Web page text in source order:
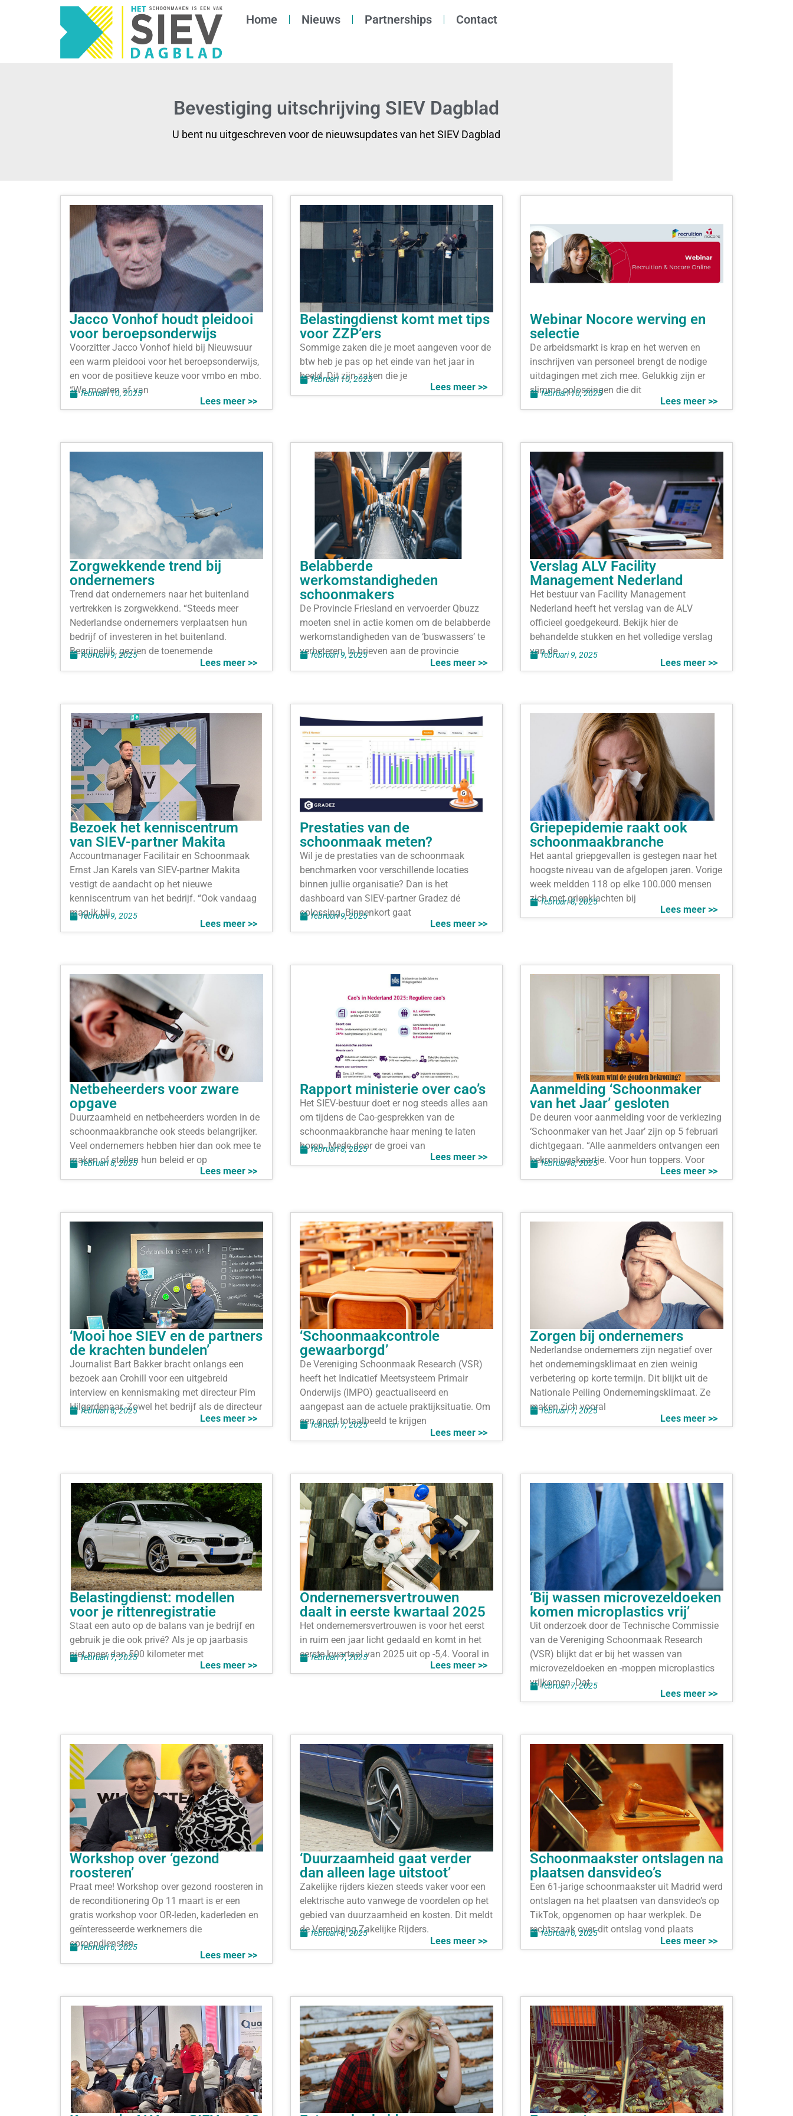
Home Nieuws Partnerships Contact
Bevestiging uitschrijving SIEV Dagblad
U bent nu uitgeschreven voor de nieuwsupdates van het SIEV Dagblad
Jacco Vonhof houdt pleidooi
voor beroepsonderwijs
Voorzitter Jacco Vonhof hield bij Nieuwsuur
een warm pleidooi voor het beroepsonderwijs,
en voor de positieve keuze voor vmbo en mbo.
“We moeten af van
Lees meer >>
februari 10, 2025
Belastingdienst komt met tips
voor ZZP’ers
Sommige zaken die je moet aangeven voor de
btw heb je pas op het einde van het jaar in
beeld. Dit zijn zaken die je
Lees meer >>
februari 10, 2025
Webinar Nocore werving en
selectie
De arbeidsmarkt is krap en het werven en
inschrijven van personeel brengt de nodige
uitdagingen met zich mee. Gelukkig zijn er
slimme oplossingen die dit
Lees meer >>
februari 10, 2025
Zorgwekkende trend bij
ondernemers
Trend dat ondernemers naar het buitenland
vertrekken is zorgwekkend. “Steeds meer
Nederlandse ondernemers verplaatsen hun
bedrijf of investeren in het buitenland.
Begrijpelijk, gezien de toenemende
Lees meer >>
februari 9, 2025
Belabberde
werkomstandigheden
schoonmakers
De Provincie Friesland en vervoerder Qbuzz
moeten snel in actie komen om de belabberde
werkomstandigheden van de ‘buswassers’ te
verbeteren. In brieven aan de provincie
Lees meer >>
februari 9, 2025
Verslag ALV Facility
Management Nederland
Het bestuur van Facility Management
Nederland heeft het verslag van de ALV
officieel goedgekeurd. Bekijk hier de
behandelde stukken en het volledige verslag
van de
Lees meer >>
februari 9, 2025
Bezoek het kenniscentrum
van SIEV-partner Makita
Accountmanager Facilitair en Schoonmaak
Ernst Jan Karels van SIEV-partner Makita
vestigt de aandacht op het nieuwe
kenniscentrum van het bedrijf. “Ook vandaag
mag ik bij
Lees meer >>
februari 9, 2025
Prestaties van de
schoonmaak meten?
Wil je de prestaties van de schoonmaak
benchmarken voor verschillende locaties
binnen jullie organisatie? Dan is het
dashboard van SIEV-partner Gradez dé
oplossing. Binnenkort gaat
Lees meer >>
februari 9, 2025
Griepepidemie raakt ook
schoonmaakbranche
Het aantal griepgevallen is gestegen naar het
hoogste niveau van de afgelopen jaren. Vorige
week meldden 118 op elke 100.000 mensen
zich met griepklachten bij
Lees meer >>
februari 8, 2025
Netbeheerders voor zware
opgave
Duurzaamheid en netbeheerders worden in de
schoonmaakbranche ook steeds belangrijker.
Veel ondernemers hebben hier dan ook mee te
maken of stellen hun beleid er op
Lees meer >>
februari 8, 2025
Rapport ministerie over cao’s
Het SIEV-bestuur doet er nog steeds alles aan
om tijdens de Cao-gesprekken van de
schoonmaakbranche haar mening te laten
horen. Mede door de groei van
Lees meer >>
februari 8, 2025
Aanmelding ‘Schoonmaker
van het Jaar’ gesloten
De deuren voor aanmelding voor de verkiezing
‘Schoonmaker van het Jaar’ zijn op 5 februari
dichtgegaan. “Alle aanmelders ontvangen een
bekroningskaartje. Voor hun toppers. Voor
Lees meer >>
februari 8, 2025
‘Mooi hoe SIEV en de partners
de krachten bundelen’
Journalist Bart Bakker bracht onlangs een
bezoek aan Crohill voor een uitgebreid
interview en kennismaking met directeur Pim
Hilgerdenaar. Zowel het bedrijf als de directeur
Lees meer >>
februari 8, 2025
‘Schoonmaakcontrole
gewaarborgd’
De Vereniging Schoonmaak Research (VSR)
heeft het Indicatief Meetsysteem Primair
Onderwijs (IMPO) geactualiseerd en
aangepast aan de actuele praktijksituatie. Om
een goed totaalbeeld te krijgen
Lees meer >>
februari 7, 2025
Zorgen bij ondernemers
Nederlandse ondernemers zijn negatief over
het ondernemingsklimaat en zien weinig
verbetering op korte termijn. Dit blijkt uit de
Nationale Peiling Ondernemingsklimaat. Ze
maken zich vooral
Lees meer >>
februari 7, 2025
Belastingdienst: modellen
voor je rittenregistratie
Staat een auto op de balans van je bedrijf en
gebruik je die ook privé? Als je op jaarbasis
niet meer dan 500 kilometer met
Lees meer >>
februari 7, 2025
Ondernemersvertrouwen
daalt in eerste kwartaal 2025
Het ondernemersvertrouwen is voor het eerst
in ruim een jaar licht gedaald en komt in het
eerste kwartaal van 2025 uit op -5,4. Vooral in
Lees meer >>
februari 7, 2025
‘Bij wassen microvezeldoeken
komen microplastics vrij’
Uit onderzoek door de Technische Commissie
van de Vereniging Schoonmaak Research
(VSR) blijkt dat er bij het wassen van
microvezeldoeken en -moppen microplastics
vrijkomen. Dat
Lees meer >>
februari 7, 2025
Workshop over ‘gezond
roosteren’
Praat mee! Workshop over gezond roosteren in
de reconditionering Op 11 maart is er een
gratis workshop voor OR-leden, kaderleden en
geïnteresseerde werknemers die
oproepdiensten
Lees meer >>
februari 6, 2025
‘Duurzaamheid gaat verder
dan alleen lage uitstoot’
Zakelijke rijders kiezen steeds vaker voor een
elektrische auto vanwege de voordelen op het
gebied van duurzaamheid en kosten. Dit meldt
de Vereniging Zakelijke Rijders.
Lees meer >>
februari 6, 2025
Schoonmaakster ontslagen na
plaatsen dansvideo’s
Een 61-jarige schoonmaakster uit Madrid werd
ontslagen na het plaatsen van dansvideo’s op
TikTok, opgenomen op haar werkplek. De
rechtszaak over dit ontslag vond plaats
Lees meer >>
februari 6, 2025